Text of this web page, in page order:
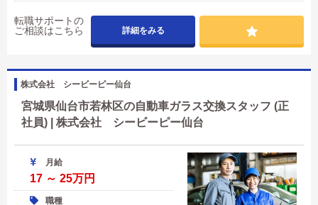
転職サポートの
ご相談はこちら
詳細をみる
株式会社 シービーピー仙台
宮城県仙台市若林区の自動車ガラス交換スタッフ (正
社員) | 株式会社 シービーピー仙台
月給
17 ～ 25万円
職種